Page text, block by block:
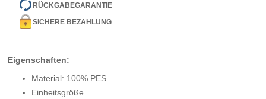
RÜCKGABEGARANTIE
SICHERE BEZAHLUNG
Eigenschaften:
Material: 100% PES
Einheitsgröße